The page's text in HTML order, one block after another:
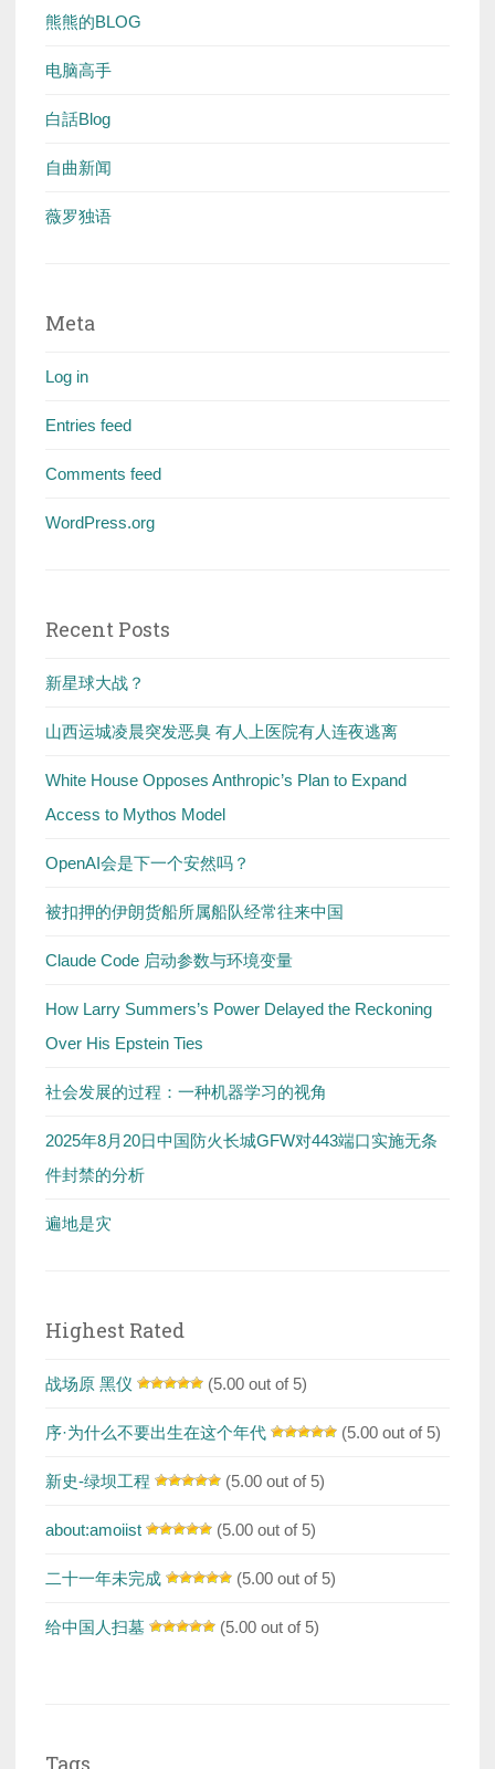
熊熊的BLOG
电脑高手
白話Blog
自曲新闻
薇罗独语
Meta
Log in
Entries feed
Comments feed
WordPress.org
Recent Posts
新星球大战？
山西运城凌晨突发恶臭 有人上医院有人连夜逃离
White House Opposes Anthropic’s Plan to Expand
Access to Mythos Model
OpenAI会是下一个安然吗？
被扣押的伊朗货船所属船队经常往来中国
Claude Code 启动参数与环境变量
How Larry Summers’s Power Delayed the Reckoning
Over His Epstein Ties
社会发展的过程：一种机器学习的视角
2025年8月20日中国防火长城GFW对443端口实施无条
件封禁的分析
遍地是灾
Highest Rated
战场原 黑仪 (5.00 out of 5)
序·为什么不要出生在这个年代 (5.00 out of 5)
新史-绿坝工程 (5.00 out of 5)
about:amoiist (5.00 out of 5)
二十一年未完成 (5.00 out of 5)
给中国人扫墓 (5.00 out of 5)
Tags